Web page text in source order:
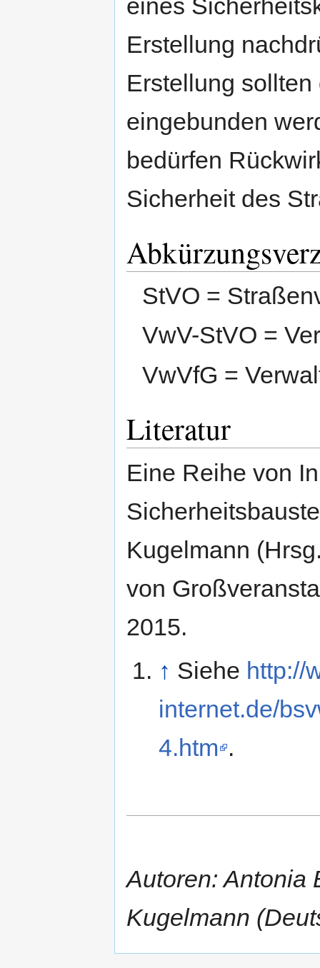
eines
Erstellung
Erstellung
eingebunden
bedürfen
Sicherheit des
StVO =
VwV-StVO =
VwVfG =
Literatur
Eine Reihe von
Kugelmann
von
2015.
↑ Siehe http://
internet.de/
4.htm .
Autoren: Antonia
Kugelmann